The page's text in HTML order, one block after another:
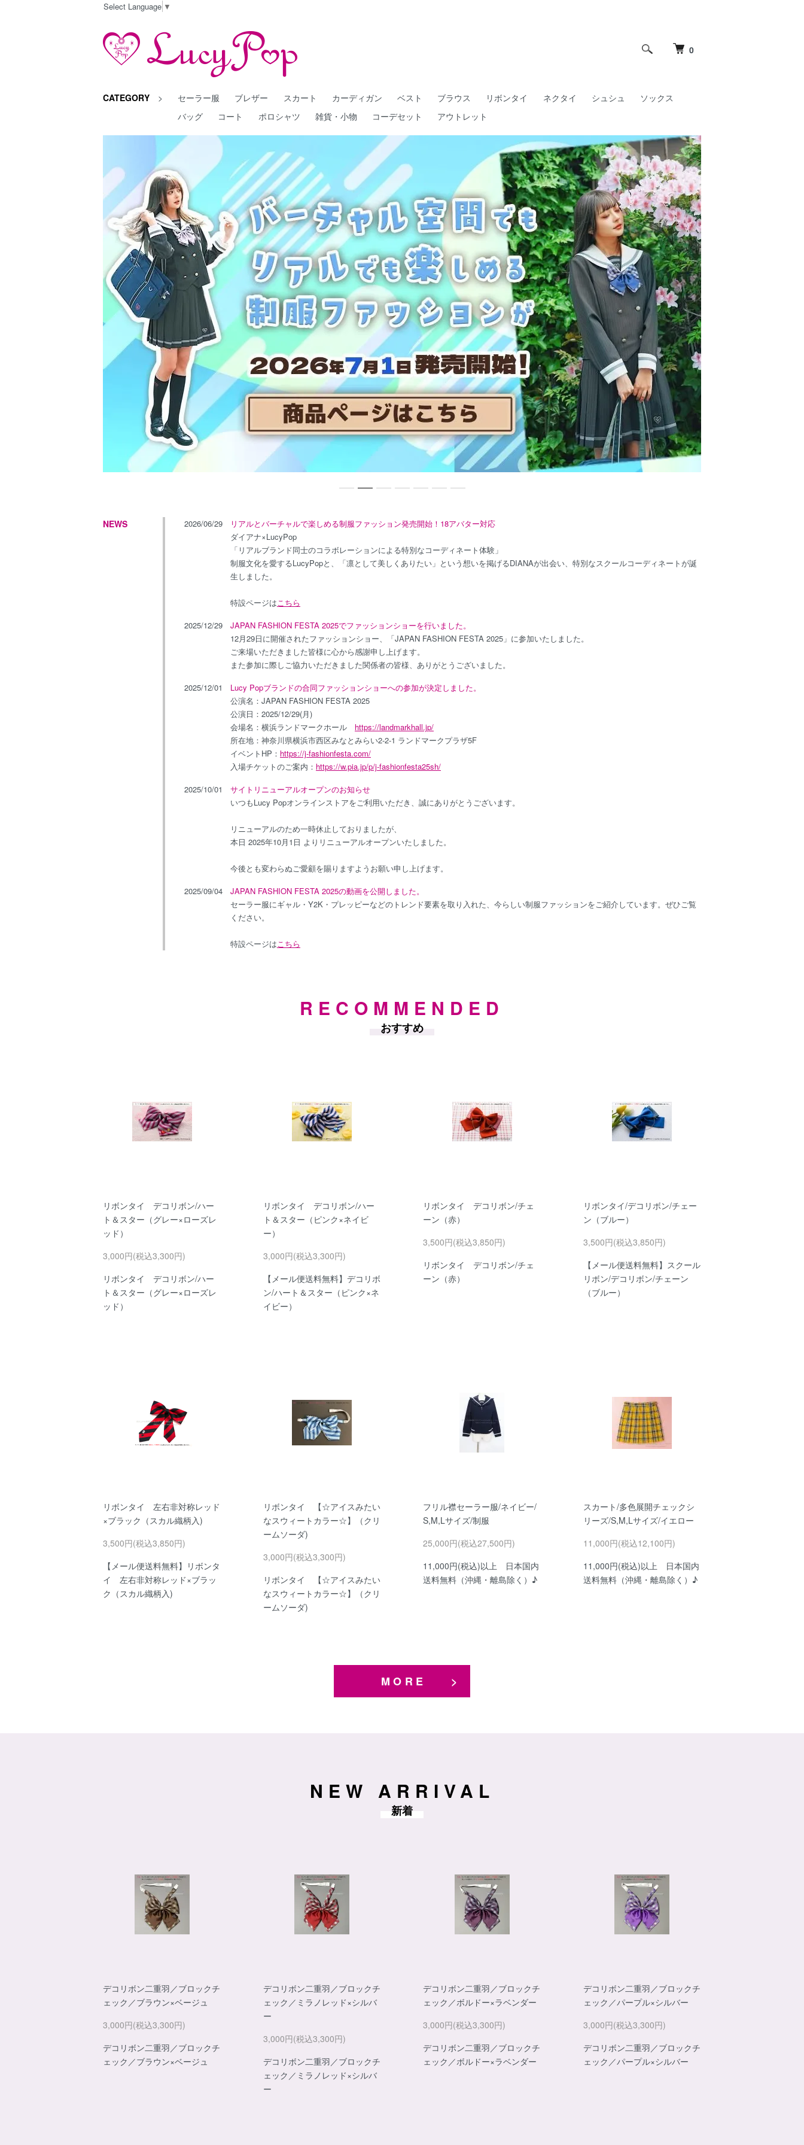
Select Language ▼
0
CATEGORY > セーラー服 ブレザー スカート カーディガン ベスト ブラウス リボンタイ ネクタイ シュシュ
ソックス
バッグ
コート ポロシャツ 雑貨・小物 コーデセット アウトレット
NEWS 2026/06/29
リアルとバーチャルで楽しめる制服ファッション発売開始！18アバター対応
ダイアナ×LucyPop
「リアルブランド同士のコラボレーションによる特別なコーディネート体験」
制服文化を愛するLucyPopと、「凛として美しくありたい」という想いを掲げるDIANAが出会い、特別なスクールコーディネートが誕
生しました。
特設ページはこちら
2025/12/29
JAPAN FASHION FESTA 2025でファッションショーを行いました。
12月29日に開催されたファッションショー、「JAPAN FASHION FESTA 2025」に参加いたしました。
ご来場いただきました皆様に心から感謝申し上げます。
また参加に際しご協力いただきました関係者の皆様、ありがとうございました。
2025/12/01
Lucy Popブランドの合同ファッションショーへの参加が決定しました。
公演名：JAPAN FASHION FESTA 2025
公演日：2025/12/29(月)
会場名：横浜ランドマークホール https://landmarkhall.jp/
所在地：神奈川県横浜市西区みなとみらい2-2-1 ランドマークプラザ5F
イベントHP： https://j-fashionfesta.com/
入場チケットのご案内： https://w.pia.jp/p/j-fashionfesta25sh/
2025/10/01
サイトリニューアルオープンのお知らせ
いつもLucy Popオンラインストアをご利用いただき、誠にありがとうございます。
リニューアルのため一時休止しておりましたが、
本日 2025年10月1日 よりリニューアルオープンいたしました。
今後とも変わらぬご愛顧を賜りますようお願い申し上げます。
2025/09/04
JAPAN FASHION FESTA 2025の動画を公開しました。
セーラー服にギャル・Y2K・プレッピーなどのトレンド要素を取り入れた、今らしい制服ファッションをご紹介しています。ぜひご覧
ください。
特設ページはこちら
RECOMMENDED
おすすめ
リボンタイ デコリボン/ハー
ト＆スター（グレー×ローズレ
ッド）
3,000円(税込3,300円)
リボンタイ デコリボン/ハー
ト＆スター（グレー×ローズレ
ッド）
リボンタイ デコリボン/ハー
ト＆スター（ピンク×ネイビ
ー）
3,000円(税込3,300円)
【メール便送料無料】デコリボ
ン/ハート＆スター（ピンク×ネ
イビー）
リボンタイ デコリボン/チェ
ーン（赤）
3,500円(税込3,850円)
リボンタイ デコリボン/チェ
ーン（赤）
リボンタイ/デコリボン/チェー
ン（ブルー）
3,500円(税込3,850円)
【メール便送料無料】スクール
リボン/デコリボン/チェーン
（ブルー）
リボンタイ 左右非対称レッド
×ブラック（スカル織柄入)
3,500円(税込3,850円)
【メール便送料無料】リボンタ
イ 左右非対称レッド×ブラッ
ク（スカル織柄入)
リボンタイ 【☆アイスみたい
なスウィートカラー☆】（クリ
ームソーダ)
3,000円(税込3,300円)
リボンタイ 【☆アイスみたい
なスウィートカラー☆】（クリ
ームソーダ)
フリル襟セーラー服/ネイビー/
S,M,Lサイズ/制服
25,000円(税込27,500円)
11,000円(税込)以上 日本国内
送料無料（沖縄・離島除く）♪
スカート/多色展開チェックシ
リーズ/S,M,Lサイズ/イエロー
11,000円(税込12,100円)
11,000円(税込)以上 日本国内
送料無料（沖縄・離島除く）♪
MORE
NEW ARRIVAL
新着
デコリボン二重羽／ブロックチ
ェック／ブラウン×ベージュ
3,000円(税込3,300円)
デコリボン二重羽／ブロックチ
ェック／ブラウン×ベージュ
デコリボン二重羽／ブロックチ
ェック／ミラノレッド×シルバ
ー
3,000円(税込3,300円)
デコリボン二重羽／ブロックチ
ェック／ミラノレッド×シルバ
ー
デコリボン二重羽／ブロックチ
ェック／ボルドー×ラベンダー
3,000円(税込3,300円)
デコリボン二重羽／ブロックチ
ェック／ボルドー×ラベンダー
デコリボン二重羽／ブロックチ
ェック／パープル×シルバー
3,000円(税込3,300円)
デコリボン二重羽／ブロックチ
ェック／パープル×シルバー